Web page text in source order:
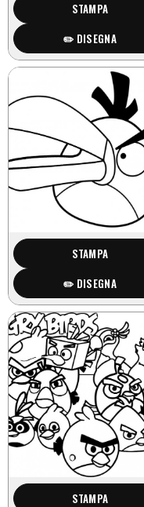
STAMPA
✏️ DISEGNA
STAMPA
✏️ DISEGNA
STAMPA